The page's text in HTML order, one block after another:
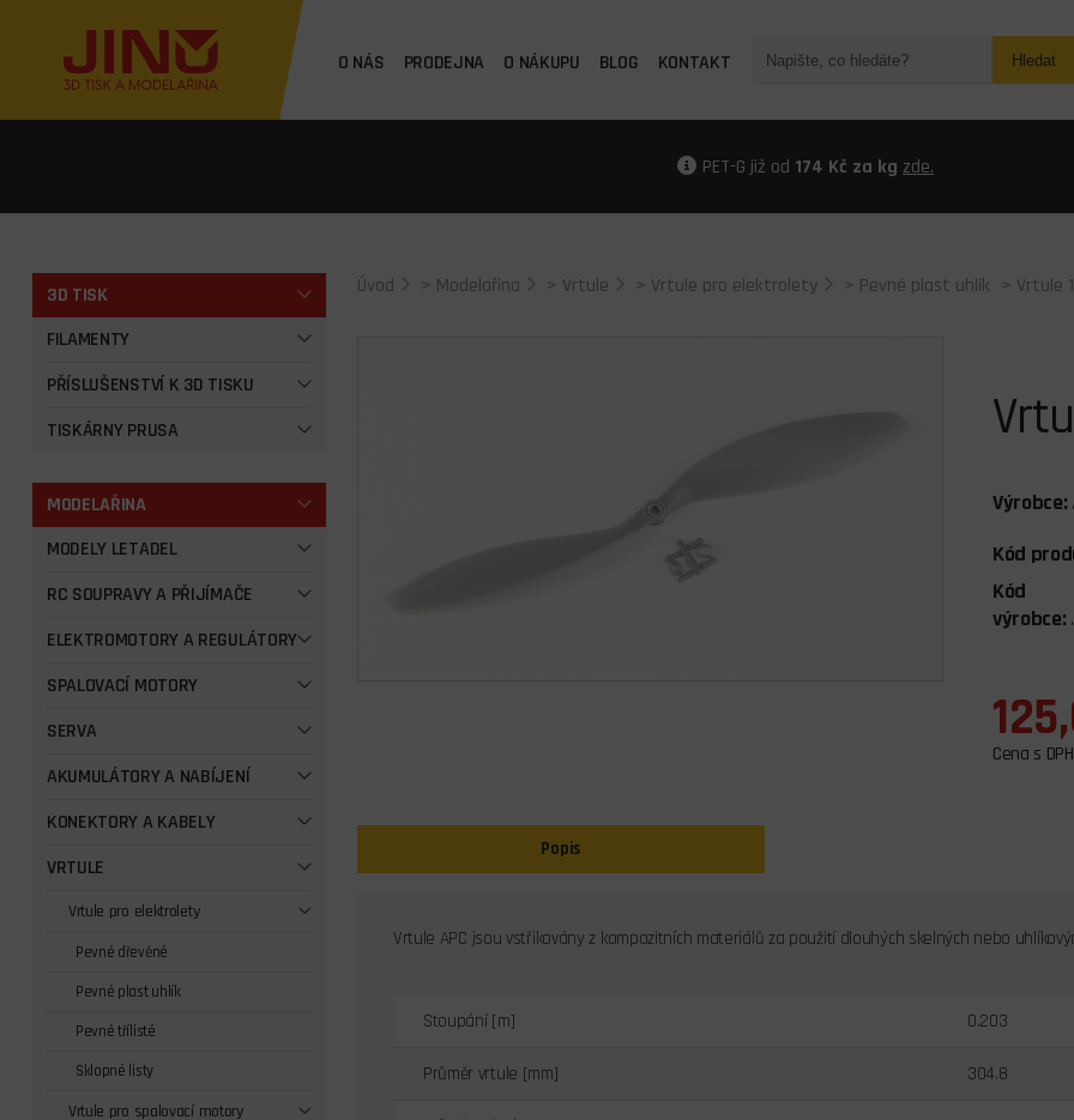
O NÁS PRODEJNA O NÁKUPU BLOG KONTAKT Hledat
PET-G již od 174 Kč za kg zde.
3D TISK
FILAMENTY
PŘÍSLUŠENSTVÍ K 3D TISKU
TISKÁRNY PRUSA
MODELAŘINA
MODELY LETADEL
RC SOUPRAVY A PŘIJÍMAČE
ELEKTROMOTORY A REGULÁTORY
SPALOVACÍ MOTORY
SERVA
AKUMULÁTORY A NABÍJENÍ
KONEKTORY A KABELY
VRTULE
Vrtule pro elektrolety
Pevné dřevěné
Pevné plast uhlík
Pevné třílisté
Sklopné listy
Vrtule pro spalovací motory
Úvod > Modelařina > Vrtule > Vrtule pro elektrolety > Pevné plast uhlík > Vrtule
Výrobce:
Kód
Kód
výrobce:
Cena s DPH
Popis
Vrtule APC jsou vstřikovány z kompozitních materiálů za použití dlouhých skelných nebo
Stoupání [m] 0.203
Průměr vrtule [mm] 304.8